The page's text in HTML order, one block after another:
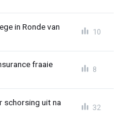
in Ronde van
10
fraaie
8
schorsing uit na
32